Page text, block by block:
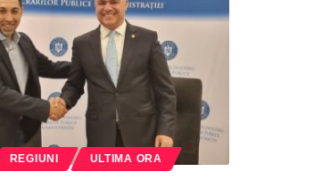
REGIUNI ULTIMA ORA